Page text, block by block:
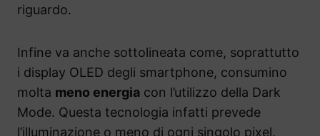
riguardo.
Infine va anche sottolineata come, soprattutto
i display OLED degli smartphone, consumino
molta meno energia con l’utilizzo della Dark
Mode. Questa tecnologia infatti prevede
l’illuminazione o meno di ogni singolo pixel.